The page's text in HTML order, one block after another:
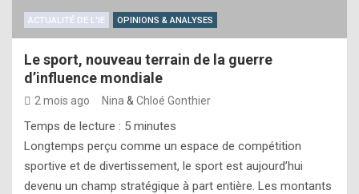
ACTUALITÉ DE L'IE OPINIONS & ANALYSES
Le sport, nouveau terrain de la guerre
d’influence mondiale
2 mois ago Nina & Chloé Gonthier
Temps de lecture : 5 minutes
Longtemps perçu comme un espace de compétition
sportive et de divertissement, le sport est aujourd’hui
devenu un champ stratégique à part entière. Les montants